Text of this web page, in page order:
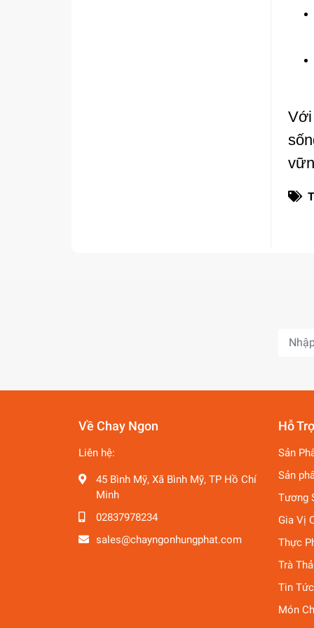
Về Chay Ngon
Liên hệ:
45 Bình Mỹ, Xã Bình Mỹ, TP Hồ Chí
Minh
02837978234
sales@chayngonhungphat.com
Hỗ
Sản
Sản
Tương
Gia Vị
Thực
Trà
Tin Tức
Món